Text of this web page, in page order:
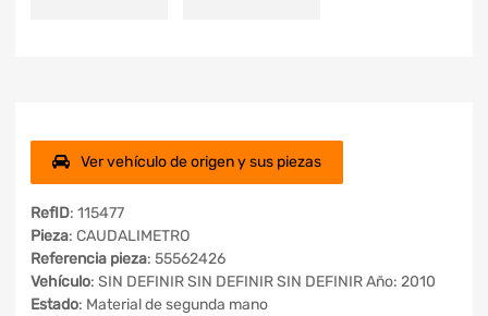
Ver vehículo de origen y sus piezas
RefID: 115477
Pieza: CAUDALIMETRO
Referencia pieza: 55562426
Vehículo: SIN DEFINIR SIN DEFINIR SIN DEFINIR Año: 2010
Estado: Material de segunda mano